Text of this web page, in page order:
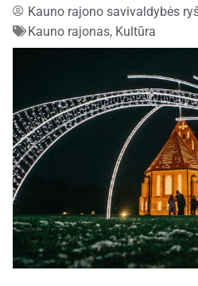
Kauno rajono savivaldybės
Kauno rajonas, Kultūra